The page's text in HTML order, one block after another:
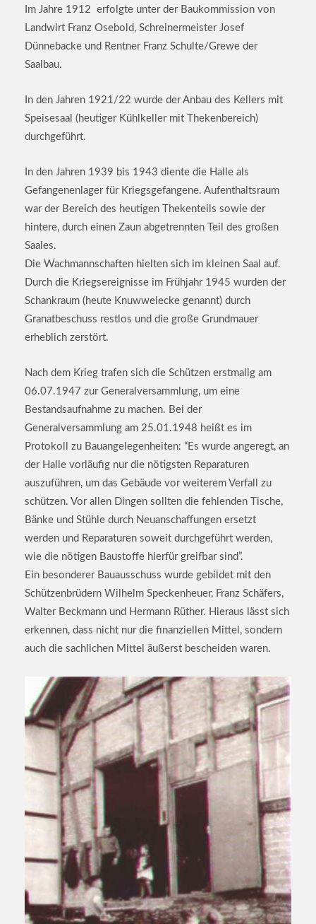
Im Jahre 1912 erfolgte unter der Baukommission von
Landwirt Franz Osebold, Schreinermeister Josef
Dünnebacke und Rentner Franz Schulte/Grewe der
Saalbau.
In den Jahren 1921/22 wurde der Anbau des Kellers mit
Speisesaal (heutiger Kühlkeller mit Thekenbereich)
durchgeführt.
In den Jahren 1939 bis 1943 diente die Halle als
Gefangenenlager für Kriegsgefangene. Aufenthaltsraum
war der Bereich des heutigen Thekenteils sowie der
hintere, durch einen Zaun abgetrennten Teil des großen
Saales.
Die Wachmannschaften hielten sich im kleinen Saal auf.
Durch die Kriegsereignisse im Frühjahr 1945 wurden der
Schankraum (heute Knuwwelecke genannt) durch
Granatbeschuss restlos und die große Grundmauer
erheblich zerstört.
Nach dem Krieg trafen sich die Schützen erstmalig am
06.07.1947 zur Generalversammlung, um eine
Bestandsaufnahme zu machen. Bei der
Generalversammlung am 25.01.1948 heißt es im
Protokoll zu Bauangelegenheiten: “Es wurde angeregt, an
der Halle vorläufig nur die nötigsten Reparaturen
auszuführen, um das Gebäude vor weiterem Verfall zu
schützen. Vor allen Dingen sollten die fehlenden Tische,
Bänke und Stühle durch Neuanschaffungen ersetzt
werden und Reparaturen soweit durchgeführt werden,
wie die nötigen Baustoffe hierfür greifbar sind”.
Ein besonderer Bauausschuss wurde gebildet mit den
Schützenbrüdern Wilhelm Speckenheuer, Franz Schäfers,
Walter Beckmann und Hermann Rüther. Hieraus lässt sich
erkennen, dass nicht nur die finanziellen Mittel, sondern
auch die sachlichen Mittel äußerst bescheiden waren.